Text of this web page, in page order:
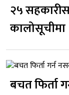
२५
कालोसूचीमा
बचत फिर्ता